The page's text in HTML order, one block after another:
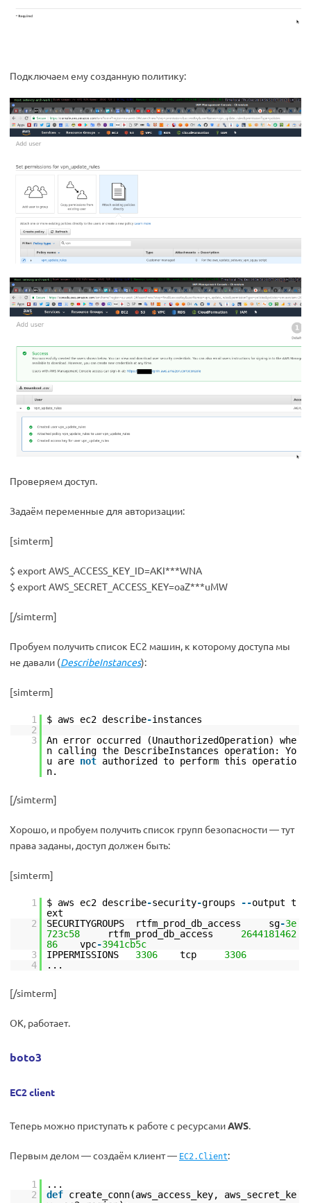
Подключаем ему созданную политику:
Проверяем доступ.
Задаём переменные для авторизации:
[simterm]
$ export AWS_ACCESS_KEY_ID=AKI***WNA
$ export AWS_SECRET_ACCESS_KEY=oaZ***uMW
[/simterm]
Пробуем получить список EC2 машин, к которому доступа мы
не давали (DescribeInstances):
[simterm]
1 $ aws ec2 describe-instances
2
3
An error occurred (UnauthorizedOperation) whe
n calling the DescribeInstances operation: Yo
u are not authorized to perform this operatio
n.
[/simterm]
Хорошо, и пробуем получить список групп безопасности — тут
права заданы, доступ должен быть:
[simterm]
1 $ aws ec2 describe-security-groups --output t
ext
2
SECURITYGROUPS rtfm_prod_db_access sg-3e
723c58
rtfm_prod_db_access 2644181462
86
vpc-3941cb5c
3
IPPERMISSIONS 3306 tcp 3306
4
...
[/simterm]
ОК, работает.
boto3
EC2 client
Теперь можно приступать к работе с ресурсамиAWS.
Первым делом — создаём клиент — EC2.Client:
1
...
2
def create_conn(aws_access_key, aws_secret_ke